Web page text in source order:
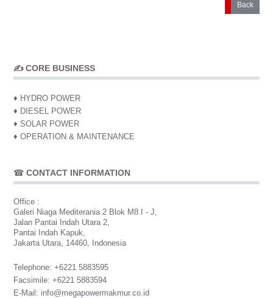
Back
✍ CORE BUSINESS
♦ HYDRO POWER
♦ DIESEL POWER
♦ SOLAR POWER
♦ OPERATION & MAINTENANCE
☎CONTACT INFORMATION
Office :
Galeri Niaga Mediterania 2 Blok M8 I - J,
Jalan Pantai Indah Utara 2,
Pantai Indah Kapuk,
Jakarta Utara, 14460, Indonesia
Telephone: +6221 5883595
Facsimile: +6221 5883594
E-Mail : info@megapowermakmur.co.id